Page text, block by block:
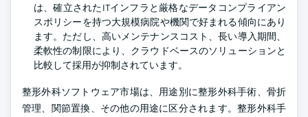
は、確立されたITインフラと厳格なデータコンプライアン
スポリシーを持つ大規模病院や機関で好まれる傾向にあり
ます。ただし、高いメンテナンスコスト、長い導入期間、
柔軟性の制限により、クラウドベースのソリューションと
比較して採用が抑制されています。
整形外科ソフトウェア市場は、用途別に整形外科手術、骨折
管理、関節置換、その他の用途に区分されます。整形外科手